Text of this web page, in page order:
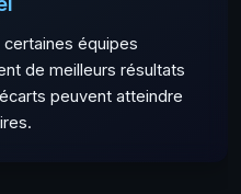
équipes
de meilleurs résultats
peuvent atteindre